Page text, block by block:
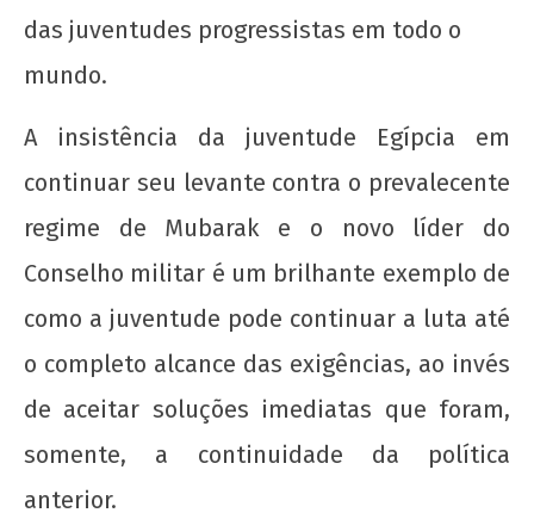
Sobre os acontecimentos no Egito
agosto
2012
wp-
das juventudes progressistas em todo o
mundo.
A insistência da juventude Egípcia em
continuar seu levante contra o prevalecente
regime de Mubarak e o novo líder do
Conselho militar é um brilhante exemplo de
como a juventude pode continuar a luta até
o completo alcance das exigências, ao invés
de aceitar soluções imediatas que foram,
somente, a continuidade da política
anterior.